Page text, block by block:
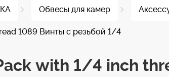
Обвесы для камер
1089 Винты с резьбой 1/4
with 1/4 inch